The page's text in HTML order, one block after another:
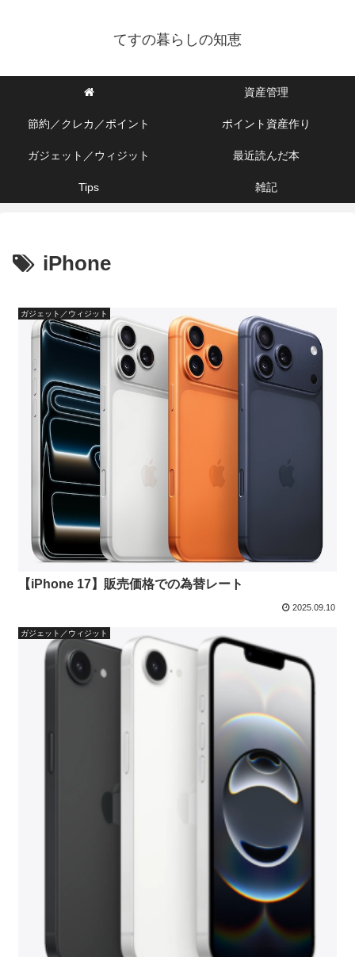
てすの暮らしの知恵
資産管理
節約／クレカ／ポイント ポイント資産作り
ガジェット／ウィジット 最近読んだ本
Tips 雑記
iPhone
ガジェット／ウィジット
【iPhone 17】販売価格での為替レート
2025.09.10
ガジェット／ウィジット